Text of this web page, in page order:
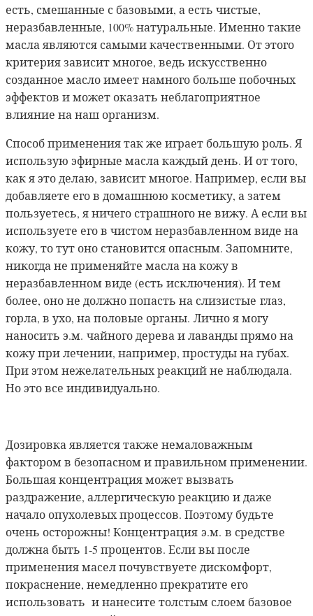
есть, смешанные с базовыми, а есть чистые,
неразбавленные, 100% натуральные. Именно такие
масла являются самыми качественными. От этого
критерия зависит многое, ведь искусственно
созданное масло имеет намного больше побочных
эффектов и может оказать неблагоприятное
влияние на наш организм.
Способ применения так же играет большую роль. Я
использую эфирные масла каждый день. И от того,
как я это делаю, зависит многое. Например, если вы
добавляете его в домашнюю косметику, а затем
пользуетесь, я ничего страшного не вижу. А если вы
используете его в чистом неразбавленном виде на
кожу, то тут оно становится опасным. Запомните,
никогда не применяйте масла на кожу в
неразбавленном виде (есть исключения). И тем
более, оно не должно попасть на слизистые глаз,
горла, в ухо, на половые органы. Лично я могу
наносить э.м. чайного дерева и лаванды прямо на
кожу при лечении, например, простуды на губах.
При этом нежелательных реакций не наблюдала.
Но это все индивидуально.
Дозировка является также немаловажным
фактором в безопасном и правильном применении.
Большая концентрация может вызвать
раздражение, аллергическую реакцию и даже
начало опухолевых процессов. Поэтому будьте
очень осторожны! Концентрация э.м. в средстве
должна быть 1-5 процентов. Если вы после
применения масел почувствуете дискомфорт,
покраснение, немедленно прекратите его
использовать и нанесите толстым слоем базовое